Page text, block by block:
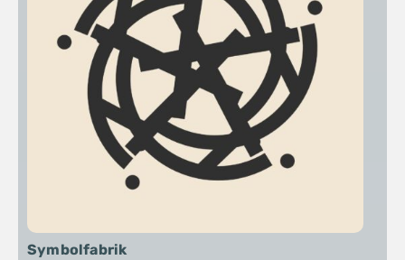
Symbolfabrik